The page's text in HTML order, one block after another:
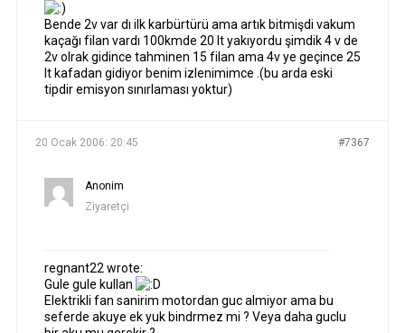
Bende 2v var dı ilk karbürtürü ama artık bitmişdi vakum
kaçağı filan vardı 100kmde 20 lt yakıyordu şimdik 4 v de
2v olrak gidince tahminen 15 filan ama 4v ye geçince 25
lt kafadan gidiyor benim izlenimimce .(bu arda eski
tipdir emisyon sınırlaması yoktur)
20 Ocak 2006: 20:45 #7367
Anonim
Ziyaretçi
regnant22 wrote:
Gule gule kullan
Elektrikli fan sanirim motordan guc almiyor ama bu
seferde akuye ek yuk bindrmez mi ? Veya daha guclu